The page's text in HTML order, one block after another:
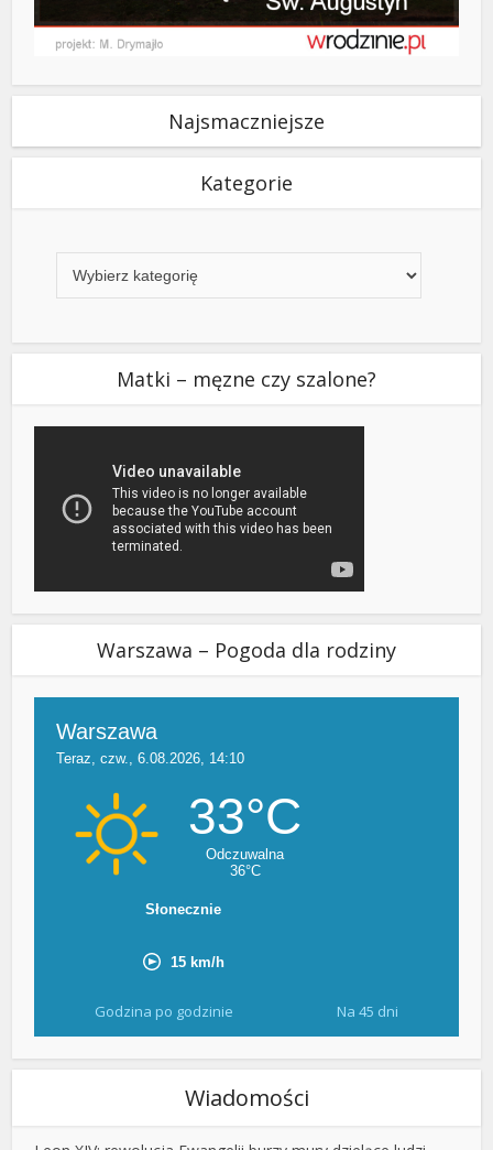
Najsmaczniejsze
Kategorie
Matki – męzne czy szalone?
Warszawa – Pogoda dla rodziny
Godzina po godzinie Na 45 dni
Wiadomości